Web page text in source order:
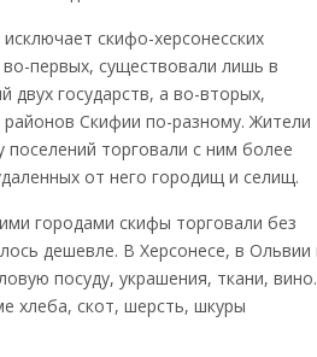
скифо-херсонесских
первых, существовали лишь в
двух государств, а во-вторых,
районов Скифии по-разному. Жители
торговали с ним более
от него городищ и селищ.
городами скифы торговали без
дешевле. В Херсонесе, в Ольвии
посуду, украшения, ткани, вино.
хлеба, скот, шерсть, шкуры